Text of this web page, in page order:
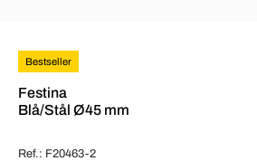
Bestseller
Festina
Blå/Stål Ø45 mm
Ref.: F20463-2